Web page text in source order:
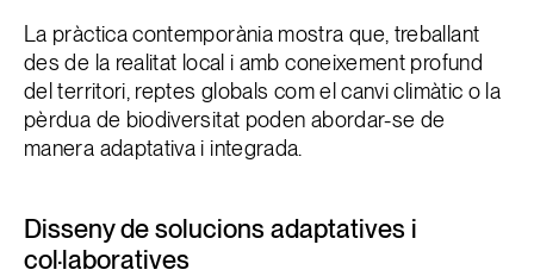
La pràctica contemporània mostra que, treballant
des de la realitat local i amb coneixement profund
del territori, reptes globals com el canvi climàtic o la
pèrdua de biodiversitat poden abordar-se de
manera adaptativa i integrada.
Disseny de solucions adaptatives i
col·laboratives